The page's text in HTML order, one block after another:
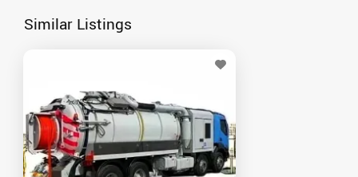
Similar Listings